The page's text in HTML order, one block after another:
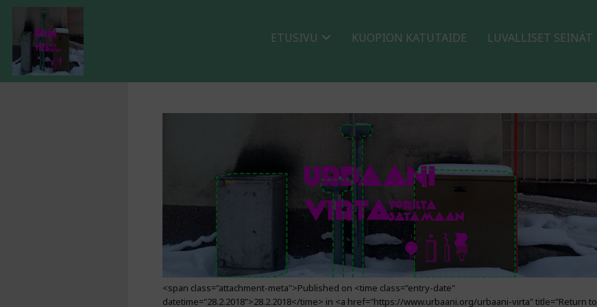
ETUSIVU KUOPION KATUTAIDE LUVALLISET SEINÄT
<span class="attachment-meta">Published on <time class="entry-date"
datetime="28.2.2018">28.2.2018</time> in <a href="https://www.urbaani.org/urbaani-virta" title="Return to